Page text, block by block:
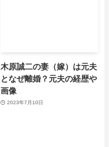
木原誠二の妻（嫁）は元夫
となぜ離婚？元夫の経歴や
画像
2023年7月10日